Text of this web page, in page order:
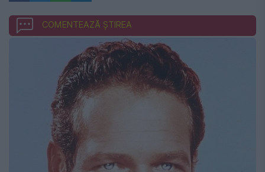
COMENTEAZĂ ȘTIREA